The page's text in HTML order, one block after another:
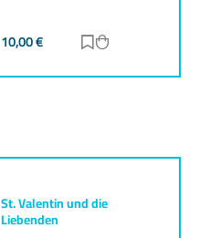
10,00€ Zur Merkliste
St. Valentin und die
Liebenden